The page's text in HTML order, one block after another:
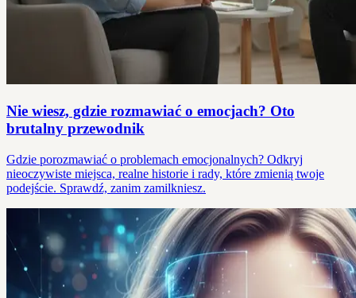
Nie wiesz, gdzie rozmawiać o emocjach? Oto
brutalny przewodnik
Gdzie porozmawiać o problemach emocjonalnych? Odkryj
nieoczywiste miejsca, realne historie i rady, które zmienią twoje
podejście. Sprawdź, zanim zamilkniesz.